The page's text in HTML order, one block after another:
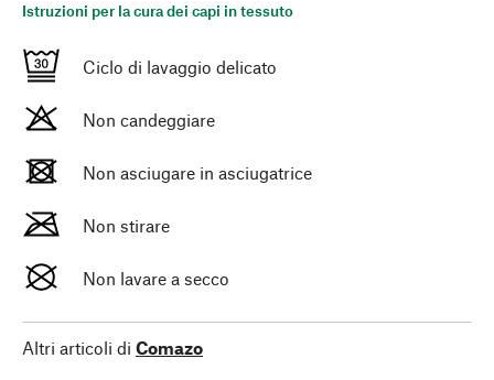
Istruzioni per la cura dei capi in tessuto
Ciclo di lavaggio delicato
Non candeggiare
Non asciugare in asciugatrice
Non stirare
Non lavare a secco
Altri articoli di Comazo